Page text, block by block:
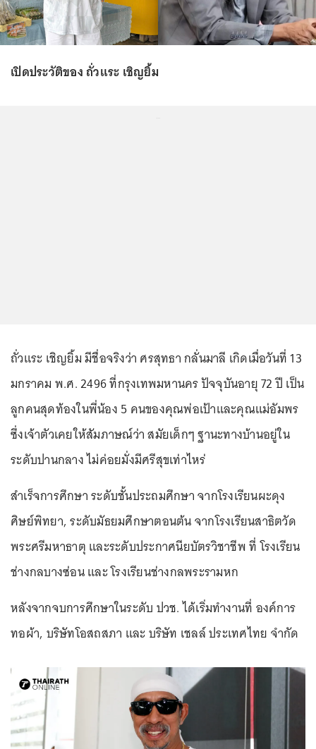
เปิดประวัติของ ถั่วแระ เชิญยิ้ม
ถั่วแระ เชิญยิ้ม มีชื่อจริงว่า ศรสุทธา กลั่นมาลี เกิดเมื่อวันที่ 13
มกราคม พ.ศ. 2496 ที่กรุงเทพมหานคร ปัจจุบันอายุ 72 ปี เป็น
ลูกคนสุดท้องในพี่น้อง 5 คนของคุณพ่อเป้าและคุณแม่อัมพร
ซึ่งเจ้าตัวเคยให้สัมภาษณ์ว่า สมัยเด็กๆ ฐานะทางบ้านอยู่ใน
ระดับปานกลาง ไม่ค่อยมั่งมีศรีสุขเท่าไหร่
สำเร็จการศึกษา ระดับชั้นประถมศึกษา จากโรงเรียนผะดุง
ศิษย์พิทยา, ระดับมัธยมศึกษาตอนต้น จากโรงเรียนสาธิตวัด
พระศรีมหาธาตุ และระดับประกาศนียบัตรวิชาชีพ ที่ โรงเรียน
ช่างกลบางซ่อน และ โรงเรียนช่างกลพระรามหก
หลังจากจบการศึกษาในระดับ ปวช. ได้เริ่มทำงานที่ องค์การ
ทอผ้า, บริษัทโอสถสภา และ บริษัท เชลล์ ประเทศไทย จำกัด